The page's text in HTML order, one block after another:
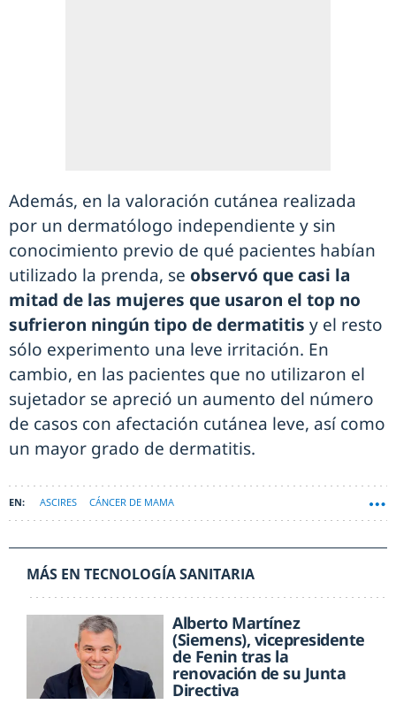
Además, en la valoración cutánea realizada
por un dermatólogo independiente y sin
conocimiento previo de qué pacientes habían
utilizado la prenda, se observó que casi la
mitad de las mujeres que usaron el top no
sufrieron ningún tipo de dermatitis y el resto
sólo experimento una leve irritación. En
cambio, en las pacientes que no utilizaron el
sujetador se apreció un aumento del número
de casos con afectación cutánea leve, así como
un mayor grado de dermatitis.
ASCIRES CÁNCER DE MAMA
MÁS EN TECNOLOGÍA SANITARIA
Alberto Martínez
(Siemens), vicepresidente
de Fenin tras la
renovación de su Junta
Directiva